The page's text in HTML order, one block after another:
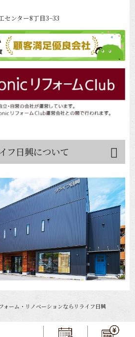
センター8丁目3−33
フ日興について
ォーム・リノベーションならリライフ日興